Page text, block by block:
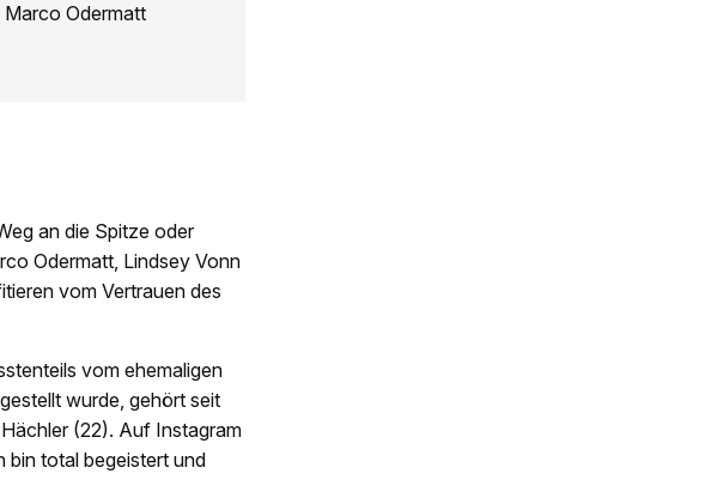
Odermatt
an die Spitze oder
Odermatt, Lindsey Vonn
vom Vertrauen des
vom ehemaligen
wurde, gehört seit
(22). Auf Instagram
bin total begeistert und